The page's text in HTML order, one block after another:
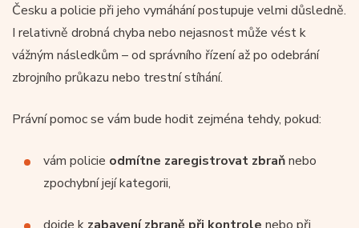
Česku a policie při jeho vymáhání postupuje velmi důsledně.
I relativně drobná chyba nebo nejasnost může vést k
vážným následkům – od správního řízení až po odebrání
zbrojního průkazu nebo trestní stíhání.
Právní pomoc se vám bude hodit zejména tehdy, pokud:
vám policie odmítne zaregistrovat zbraňnebo
zpochybní její kategorii,
dojde k zabavení zbraně při kontrole nebo při